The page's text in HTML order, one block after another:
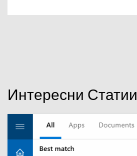
Интересни Статии